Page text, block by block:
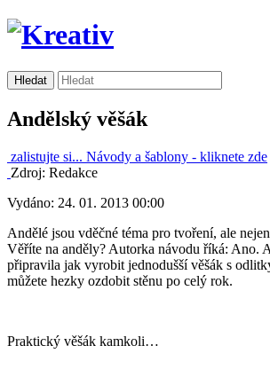
Andělský věšák
zalistujte si... Návody a šablony - kliknete zde
Zdroj: Redakce
Vydáno: 24. 01. 2013 00:00
Andělé jsou vděčné téma pro tvoření, ale
Věříte na anděly? Autorka návodu říká: Ano.
připravila jak vyrobit jednodušší věšák s
můžete hezky ozdobit stěnu po celý rok.
Praktický věšák kamkoli…